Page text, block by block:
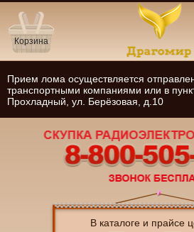
В каталоге и прайсе
Корзина
Прием лома осуществляется
транспортными компаниями или в
Прохладный, ул. Берёзовая, д.10